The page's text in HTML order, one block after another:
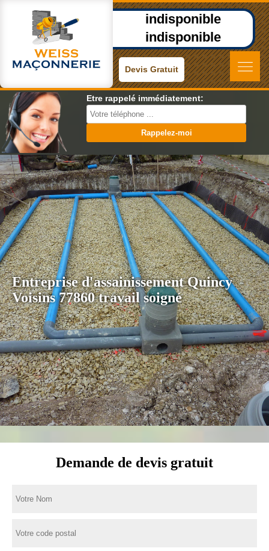
indisponible
indisponible
Devis Gratuit
Etre rappelé immédiatement:
Entreprise d'assainissement Quincy
Voisins 77860 travail soigné
Demande de devis gratuit